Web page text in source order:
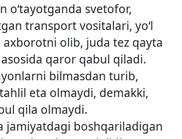
o‘tayotganda svetofor,
transport vositalari, yo‘l
olib, juda tez qayta
qaror qabul qiladi.
bilmasdan turib,
eta olmaydi, demakki,
qila olmaydi.
jamiyatdagi boshqariladigan